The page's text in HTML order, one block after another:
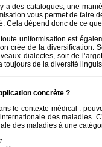
a des catalogues, une
vous permet de
Cela dépend donc de ce
uniformisation est
crée de la diversification.
dialectes, soit de
toujours de la diversité
concrète ?
le contexte médical :
des maladies.
des maladies à une